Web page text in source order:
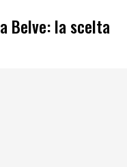
Belve: la scelta